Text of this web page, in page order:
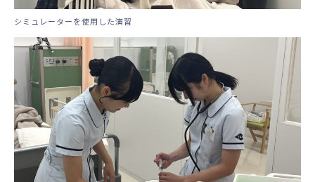
シミュレーターを使用した演習